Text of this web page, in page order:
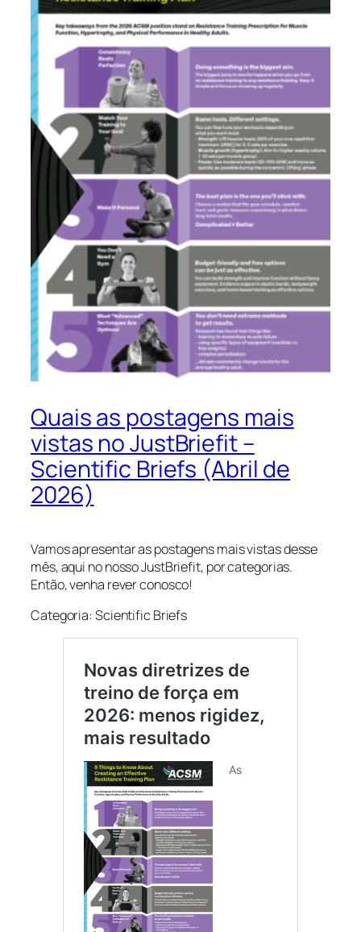
Quais as postagens mais
vistas no JustBriefit –
Scientific Briefs (Abril de
2026)
Vamos apresentar as postagens mais vistas desse
mês, aqui no nosso JustBriefit, por categorias.
Então, venha rever conosco!
Categoria: Scientific Briefs